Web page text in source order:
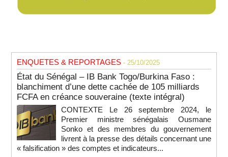
ENQUETES & REPORTAGES - 25/10/2025
État du Sénégal – IB Bank Togo/Burkina Faso :
blanchiment d’une dette cachée de 105 milliards
FCFA en créance souveraine (texte intégral)
CONTEXTE Le 26 septembre 2024, le
Premier ministre sénégalais Ousmane
Sonko et des membres du gouvernement
livrent à la presse des détails concernant une
« falsification » des comptes et indicateurs...